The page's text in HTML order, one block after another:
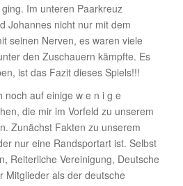
Im unteren Paarkreuz
Johannes nicht nur mit dem
seinen Nerven, es waren viele
den Zuschauern kämpfte. Es
ist das Fazit dieses Spiels!!!
noch auf einige w e n i g e
die mir im Vorfeld zu unserem
Zunächst Fakten zu unserem
nur eine Randsportart ist. Selbst
Reiterliche Vereinigung, Deutsche
Mitglieder als der deutsche